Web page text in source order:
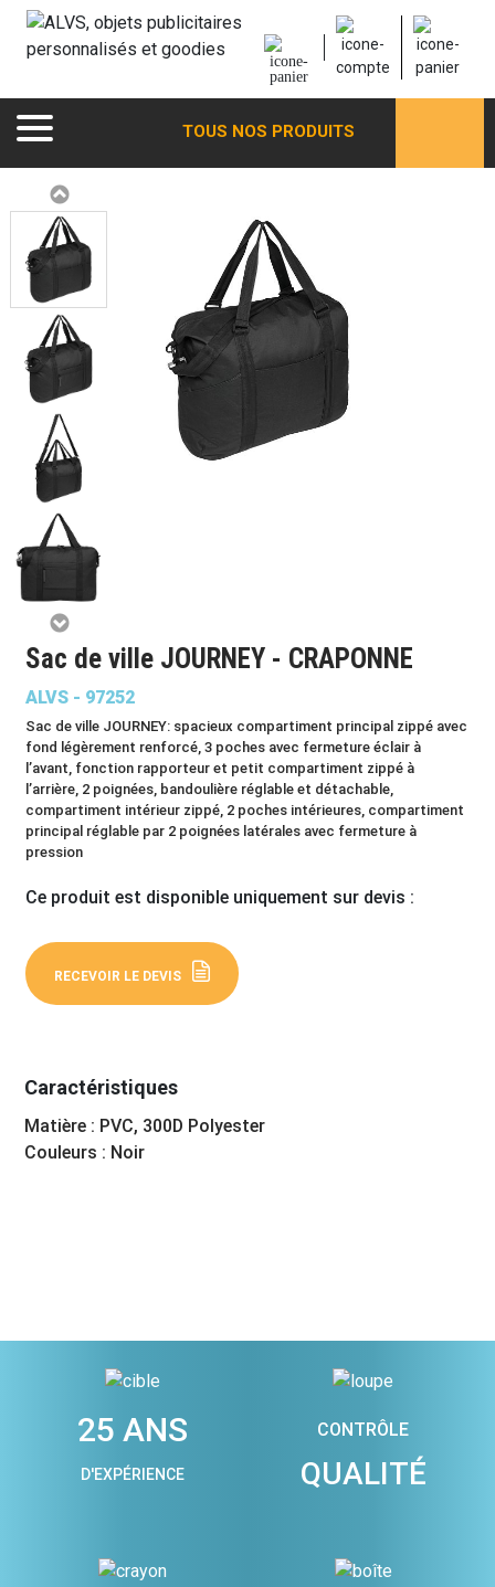
TOUS NOS PRODUITS
Sac de ville JOURNEY - CRAPONNE
ALVS - 97252
Sac de ville JOURNEY: spacieux compartiment principal zippé avec
fond légèrement renforcé, 3 poches avec fermeture éclair à
l’avant, fonction rapporteur et petit compartiment zippé à
l’arrière, 2 poignées, bandoulière réglable et détachable,
compartiment intérieur zippé, 2 poches intérieures, compartiment
principal réglable par 2 poignées latérales avec fermeture à
pression
Ce produit est disponible uniquement sur devis :
RECEVOIR LE DEVIS
Caractéristiques
Matière : PVC, 300D Polyester
Couleurs : Noir
25 ANS
D'EXPÉRIENCE
CONTRÔLE
QUALITÉ